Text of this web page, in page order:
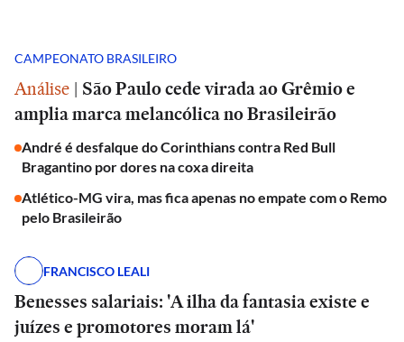
CAMPEONATO BRASILEIRO
Análise | São Paulo cede virada ao Grêmio e
amplia marca melancólica no Brasileirão
André é desfalque do Corinthians contra Red Bull
Bragantino por dores na coxa direita
Atlético-MG vira, mas fica apenas no empate com o Remo
pelo Brasileirão
FRANCISCO LEALI
Benesses salariais: 'A ilha da fantasia existe e
juízes e promotores moram lá'